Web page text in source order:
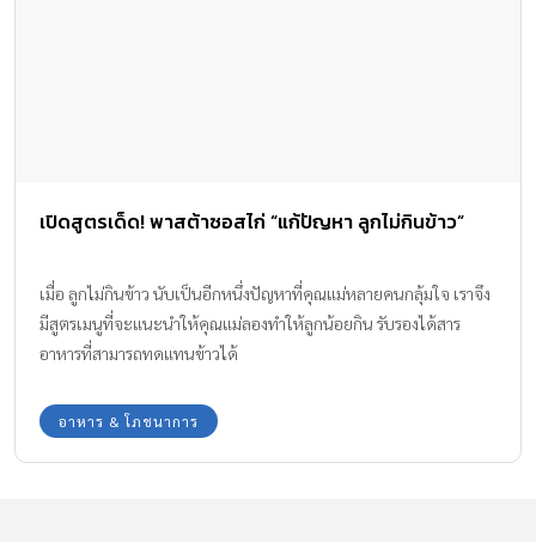
เปิดสูตรเด็ด! พาสต้าซอสไก่ “แก้ปัญหา ลูกไม่กินข้าว”
เมื่อ ลูกไม่กินข้าว นับเป็นอีกหนึ่งปัญหาที่คุณแม่หลายคนกลุ้มใจ เราจึง
มีสูตรเมนูที่จะแนะนำให้คุณแม่ลองทำให้ลูกน้อยกิน รับรองได้สาร
อาหารที่สามารถทดแทนข้าวได้
อาหาร & โภชนาการ